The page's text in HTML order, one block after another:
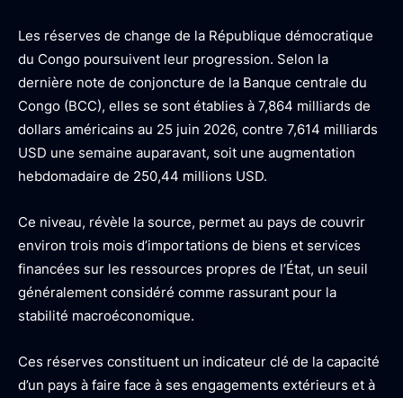
Les réserves de change de la République démocratique
du Congo poursuivent leur progression. Selon la
dernière note de conjoncture de la Banque centrale du
Congo (BCC), elles se sont établies à 7,864 milliards de
dollars américains au 25 juin 2026, contre 7,614 milliards
USD une semaine auparavant, soit une augmentation
hebdomadaire de 250,44 millions USD.
Ce niveau, révèle la source, permet au pays de couvrir
environ trois mois d’importations de biens et services
financées sur les ressources propres de l’État, un seuil
généralement considéré comme rassurant pour la
stabilité macroéconomique.
Ces réserves constituent un indicateur clé de la capacité
d’un pays à faire face à ses engagements extérieurs et à